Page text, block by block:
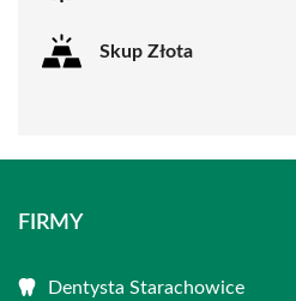
Skup Złota
FIRMY
Dentysta Starachowice